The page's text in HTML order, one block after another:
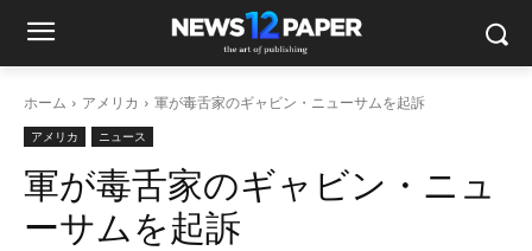
ホーム アメリカ 軍が毒舌家のギャビン・ニューサムを起訴
アメリカ ニュース
軍が毒舌家のギャビン・ニュ
ーサムを起訴